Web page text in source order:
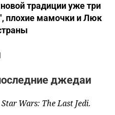
традиции уже три
плохие мамочки и Люк
джедаи
Wars: The Last Jedi.